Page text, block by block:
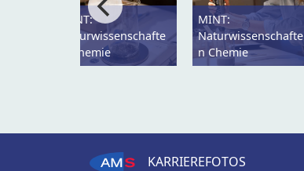
MINT:
Naturwissenschafte
n Chemie
MINT:
Naturwissenschafte
n Chemie
KARRIEREFOTOS